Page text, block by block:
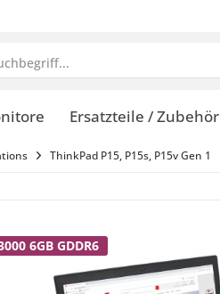
Ersatzteile / Zubehör
ThinkPad P15, P15s, P15v Gen 1
6GB GDDR6